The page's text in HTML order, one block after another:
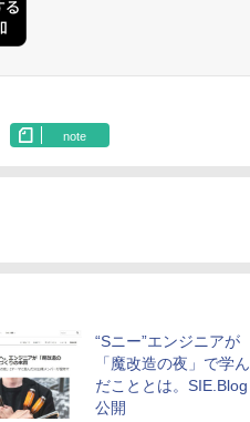
note
“Sニー”エンジニアが
「魔改造の夜」で学ん
だこととは。SIE.Blog
公開